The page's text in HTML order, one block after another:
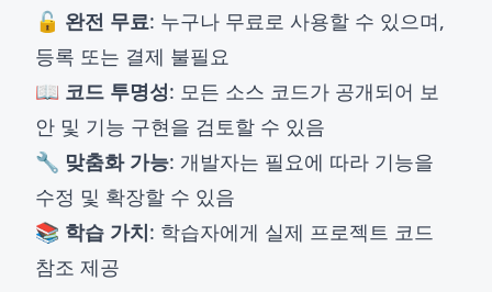
🔓 완전 무료: 누구나 무료로 사용할 수 있으며,
등록 또는 결제 불필요
📖 코드 투명성: 모든 소스 코드가 공개되어 보
안 및 기능 구현을 검토할 수 있음
🔧 맞춤화 가능: 개발자는 필요에 따라 기능을
수정 및 확장할 수 있음
📚 학습 가치: 학습자에게 실제 프로젝트 코드
참조 제공